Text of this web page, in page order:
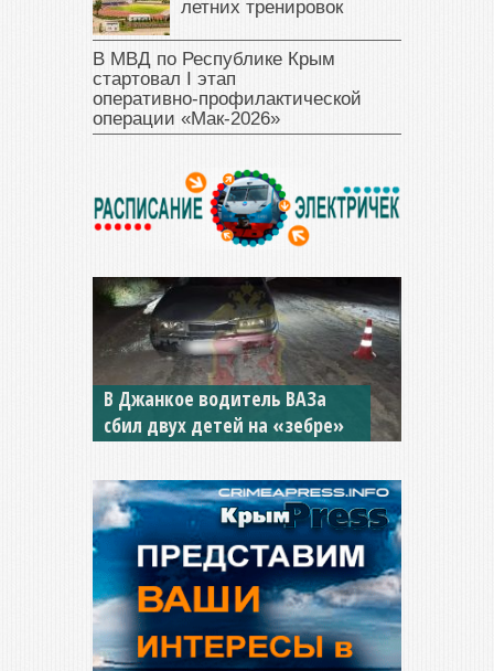
летних тренировок
В МВД по Республике Крым
стартовал I этап
оперативно‑профилактической
операции «Мак‑2026»
В Джанкое водитель ВАЗа
сбил двух детей на «зебре»
В Крыму разбираются с ДТП, в
котором погибли двое детей
и взрослый